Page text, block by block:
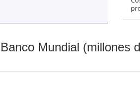
Mundial (millones